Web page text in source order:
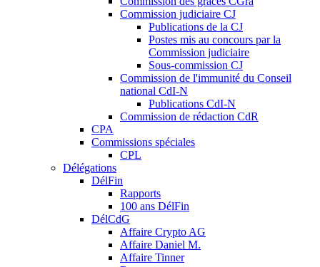
Commission judiciaire CJ
Publications de la CJ
Postes mis au concours par la
Commission judiciaire
Sous-commission CJ
Commission de l'immunité du Conseil
national CdI-N
Publications CdI-N
Commission de rédaction CdR
CPA
Commissions spéciales
CPL
Délégations
DélFin
Rapports
100 ans DélFin
DélCdG
Affaire Crypto AG
Affaire Daniel M.
Affaire Tinner